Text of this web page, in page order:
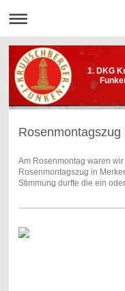
1. DKG
Rosenmontagszug
Am Rosenmontag waren
Rosenmontagszug in
Stimmung durfte die ein